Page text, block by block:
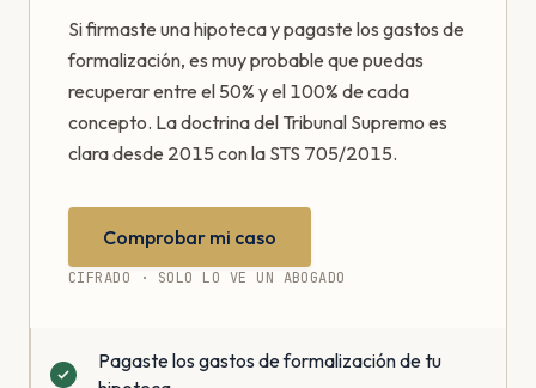
Si firmaste una hipoteca y pagaste los gastos de
formalización, es muy probable que puedas
recuperar entre el 50% y el 100% de cada
concepto. La doctrina del Tribunal Supremo es
clara desde 2015 con la STS 705/2015.
Comprobar mi caso
CIFRADO · SOLO LO VE UN ABOGADO
Pagaste los gastos de formalización de tu